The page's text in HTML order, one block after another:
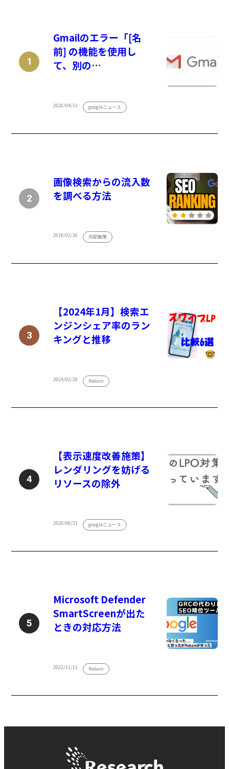
Gmailのエラー「[名
前] の機能を使用し
て、別の…
2020/04/13 googleニュース
画像検索からの流入数
を調べる方法
2018/02/26 内部施策
【2024年1月】検索エ
ンジンシェア率のラン
キングと推移
2024/02/28 Rekam
【表示速度改善施策】
レンダリングを妨げる
リソースの除外
2020/08/31 googleニュース
Microsoft Defender
SmartScreenが出た
ときの対応方法
2022/11/11 Rekam